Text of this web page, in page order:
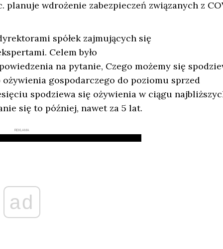
planuje wdrożenie zabezpieczeń związanych z
spółek zajmujących się
Celem było
na pytanie, Czego możemy się
gospodarczego do poziomu sprzed
spodziewa się ożywienia w ciągu
się to później, nawet za 5 lat.
REKLAMA
ad